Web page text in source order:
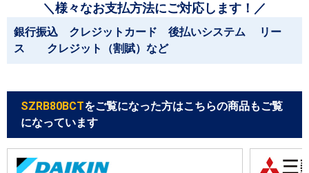
＼様々なお支払方法にご対応します！／
銀行振込 クレジットカード 後払いシステム リー
ス クレジット（割賦）など
SZRB80BCTをご覧になった方はこちらの商品もご覧
になっています